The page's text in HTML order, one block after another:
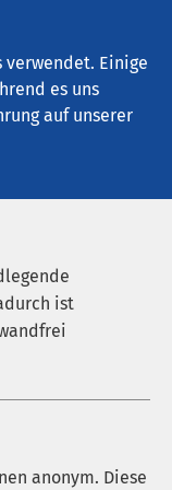
verwendet. Einige
es uns
auf unserer
ist
anonym. Diese
im